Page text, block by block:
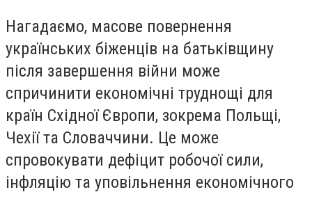
Нагадаємо, масове повернення
українських біженців на батьківщину
після завершення війни може
спричинити економічні труднощі для
країн Східної Європи, зокрема Польщі,
Чехії та Словаччини. Це може
спровокувати дефіцит робочої сили,
інфляцію та уповільнення економічного